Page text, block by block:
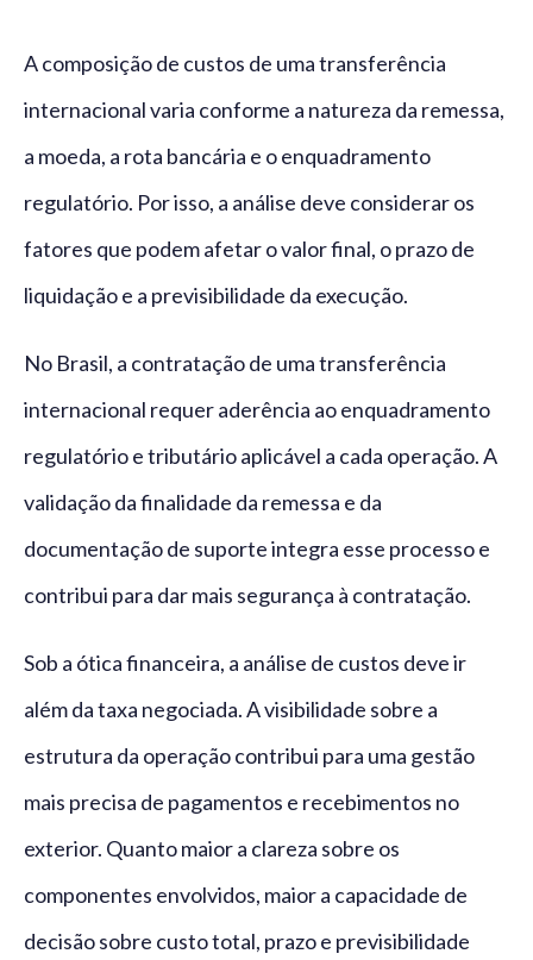
A composição de custos de uma transferência
internacional varia conforme a natureza da remessa,
a moeda, a rota bancária e o enquadramento
regulatório. Por isso, a análise deve considerar os
fatores que podem afetar o valor final, o prazo de
liquidação e a previsibilidade da execução.
No Brasil, a contratação de uma transferência
internacional requer aderência ao enquadramento
regulatório e tributário aplicável a cada operação. A
validação da finalidade da remessa e da
documentação de suporte integra esse processo e
contribui para dar mais segurança à contratação.
Sob a ótica financeira, a análise de custos deve ir
além da taxa negociada. A visibilidade sobre a
estrutura da operação contribui para uma gestão
mais precisa de pagamentos e recebimentos no
exterior. Quanto maior a clareza sobre os
componentes envolvidos, maior a capacidade de
decisão sobre custo total, prazo e previsibilidade